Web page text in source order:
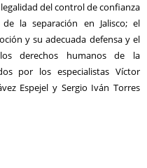
del control de confianza
la separación en Jalisco; el
y su adecuada defensa y el
derechos humanos de la
por los especialistas Víctor
Espejel y Sergio Iván Torres